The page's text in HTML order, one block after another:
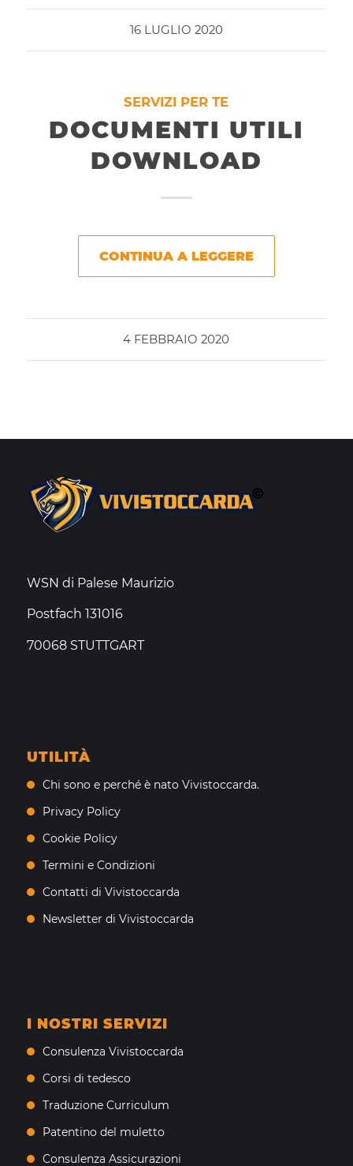
16 LUGLIO 2020
SERVIZI PER TE
DOCUMENTI UTILI
DOWNLOAD
CONTINUA A LEGGERE
4 FEBBRAIO 2020
WSN di Palese Maurizio
Postfach 131016
70068 STUTTGART
UTILITÀ
Chi sono e perché è nato Vivistoccarda.
Privacy Policy
Cookie Policy
Termini e Condizioni
Contatti di Vivistoccarda
Newsletter di Vivistoccarda
I NOSTRI SERVIZI
Consulenza Vivistoccarda
Corsi di tedesco
Traduzione Curriculum
Patentino del muletto
Consulenza Assicurazioni